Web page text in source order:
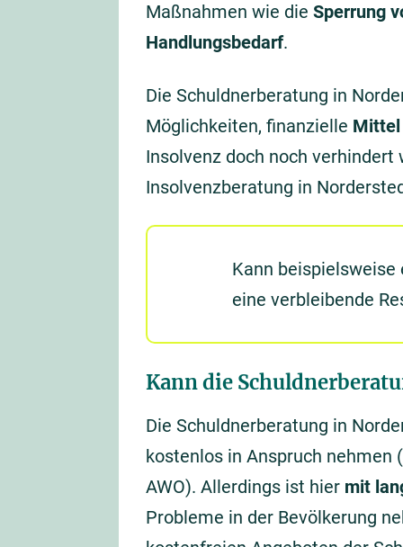
Maßnahmen wie die Sperrung
Handlungsbedarf.
Die Schuldnerberatung in
Möglichkeiten, finanzielle Mittel
Insolvenz doch noch
Insolvenzberatung in
Kann
eine verbleibende
Kann die
Die Schuldnerberatung in
kostenlos in Anspruch nehmen
AWO). Allerdings ist hier mit
Probleme in der Bevölkerung